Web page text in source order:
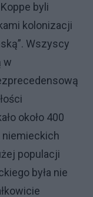
byli
kolonizacji
Wszyscy
w
około 400
niemieckich
populacji
była nie